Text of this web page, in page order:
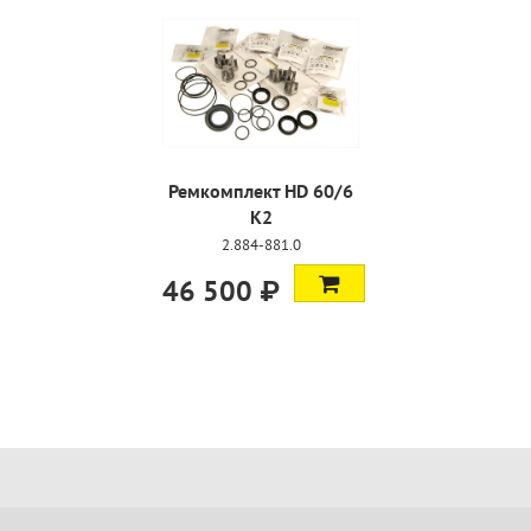
Ремкомплект HD 60/6
K2
2.884-881.0
46 500 ₽